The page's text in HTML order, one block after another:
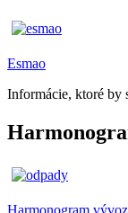
Esmao
Informácie, ktoré
Harmonogram